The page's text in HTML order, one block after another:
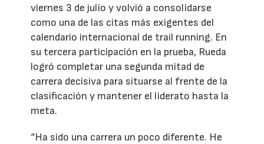
viernes 3 de julio y volvió a consolidarse
como una de las citas más exigentes del
calendario internacional de trail running. En
su tercera participación en la prueba, Rueda
logró completar una segunda mitad de
carrera decisiva para situarse al frente de la
clasificación y mantener el liderato hasta la
meta.
“Ha sido una carrera un poco diferente. He